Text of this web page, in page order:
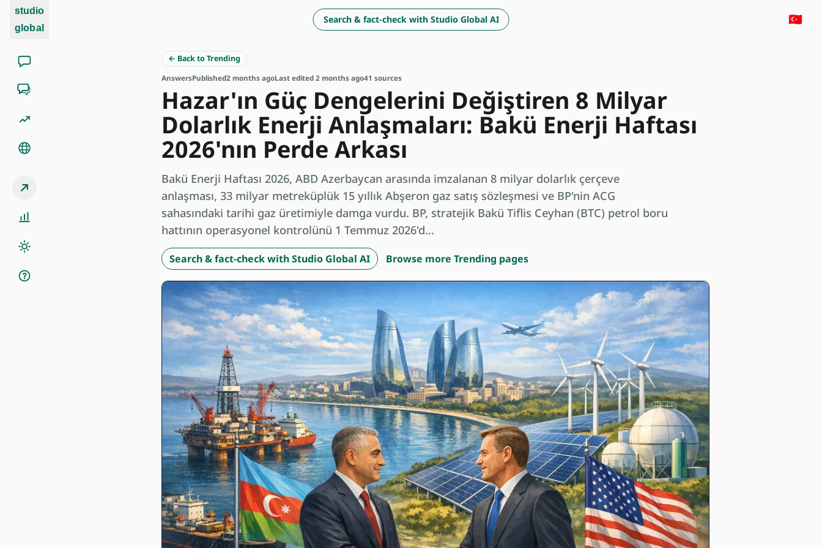
studio
global
Search & fact-check with Studio Global AI 🇹🇷
← Back to Trending
AnswersPublished2 months agoLast edited 2 months ago41 sources
Hazar'ın Güç Dengelerini Değiştiren 8 Milyar
Dolarlık Enerji Anlaşmaları: Bakü Enerji Haftası
2026'nın Perde Arkası
Bakü Enerji Haftası 2026, ABD Azerbaycan arasında imzalanan 8 milyar dolarlık çerçeve
anlaşması, 33 milyar metreküplük 15 yıllık Abşeron gaz satış sözleşmesi ve BP'nin ACG
sahasındaki tarihi gaz üretimiyle damga vurdu. BP, stratejik Bakü Tiflis Ceyhan (BTC) petrol boru
hattının operasyonel kontrolünü 1 Temmuz 2026'd...
Search & fact-check with Studio Global AI Browse more Trending pages